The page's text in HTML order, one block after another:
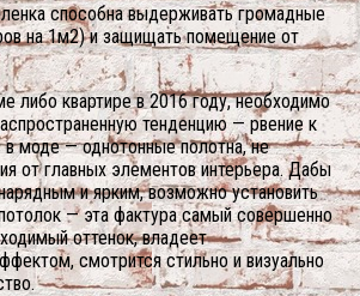
способна выдерживать громадные
на 1м2) и защищать помещение от
либо квартире в 2016 году, необходимо
тенденцию — рвение к
моде — однотонные полотна, не
от главных элементов интерьера. Дабы
и ярким, возможно установить
— эта фактура самый совершенно
оттенок, владеет
смотрится стильно и визуально